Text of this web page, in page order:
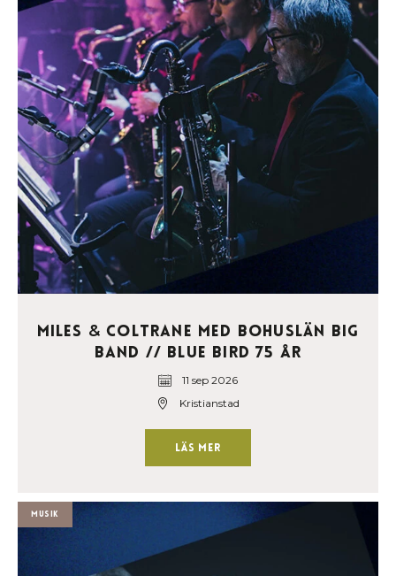
Miles & Coltrane med Bohuslän Big
Band // Blue Bird 75 år
11 sep 2026
Kristianstad
Läs mer
Musik